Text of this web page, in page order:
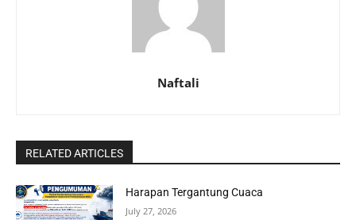
Naftali
RELATED ARTICLES
Harapan Tergantung Cuaca
July 27, 2026